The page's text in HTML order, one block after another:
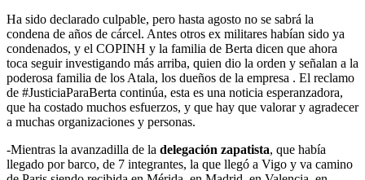
Ha sido declarado culpable, pero hasta agosto no se sabrá la
condena de años de cárcel. Antes otros ex militares habían sido ya
condenados, y el COPINH y la familia de Berta dicen que ahora
toca seguir investigando más arriba, quien dio la orden y señalan a la
poderosa familia de los Atala, los dueños de la empresa . El reclamo
de #JusticiaParaBerta continúa, esta es una noticia esperanzadora,
que ha costado muchos esfuerzos, y que hay que valorar y agradecer
a muchas organizaciones y personas.
-Mientras la avanzadilla de la delegación zapatista, que había
llegado por barco, de 7 integrantes, la que llegó a Vigo y va camino